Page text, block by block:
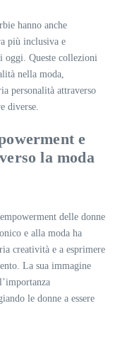
hanno anche
più inclusiva e
oggi. Queste collezioni
nella moda,
personalità attraverso
diverse.
e
la moda
delle donne
e alla moda ha
creatività e a esprimere
La sua immagine
le donne a essere